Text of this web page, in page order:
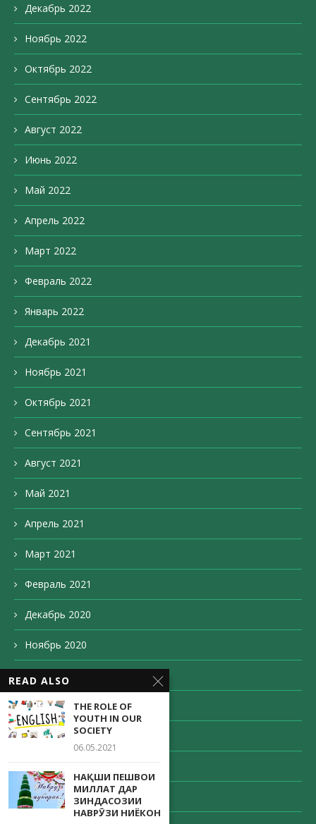
Декабрь 2022
Ноябрь 2022
Октябрь 2022
Сентябрь 2022
Август 2022
Июнь 2022
Май 2022
Апрель 2022
Март 2022
Февраль 2022
Январь 2022
Декабрь 2021
Ноябрь 2021
Октябрь 2021
Сентябрь 2021
Август 2021
Май 2021
Апрель 2021
Март 2021
Февраль 2021
Декабрь 2020
Ноябрь 2020
Октябрь 2020
Сентябрь 2020
Август 2020
Апрель 2020
READ ALSO
THE ROLE OF
YOUTH IN OUR
SOCIETY
06.05.2021
НАҚШИ ПЕШВОИ
МИЛЛАТ ДАР
ЗИНДАСОЗИИ
НАВРӮЗИ НИЁКОН